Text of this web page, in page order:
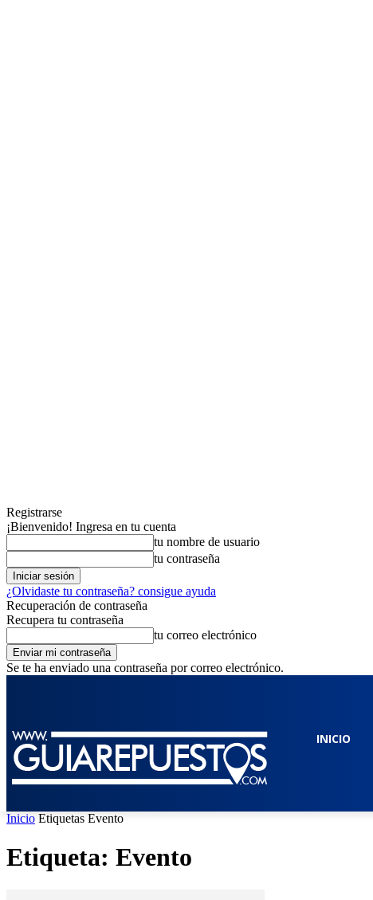
Registrarse
¡Bienvenido! Ingresa en tu cuenta
tu nombre de usuario
tu contraseña
¿Olvidaste tu contraseña? consigue ayuda
Recuperación de contraseña
Recupera tu contraseña
tu correo electrónico
Se te ha enviado una contraseña por correo electrónico.
INICIO
Inicio Etiquetas Evento
Etiqueta: Evento